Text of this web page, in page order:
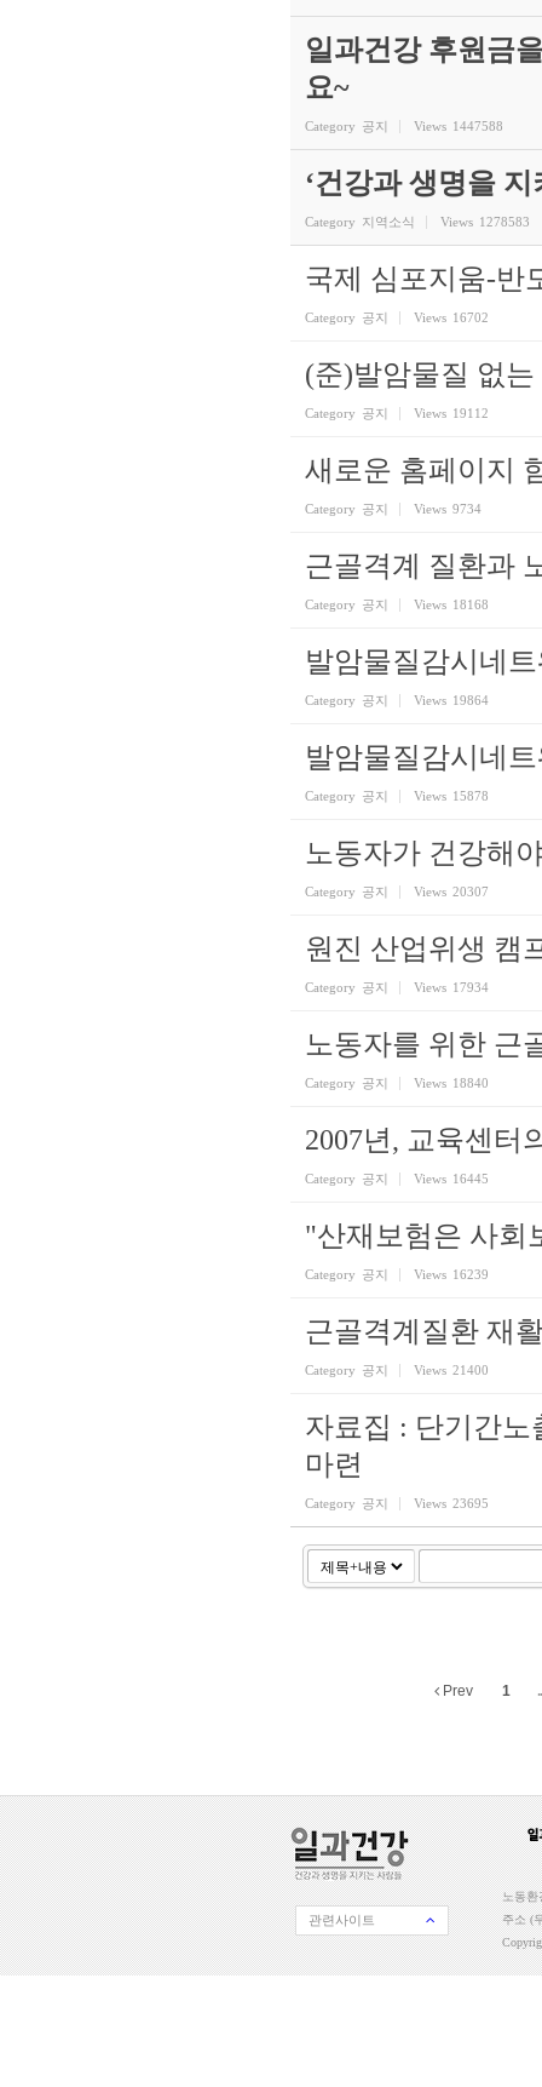
일과건강 후원금
요~
Category 공지 Views 1447588
‘건강과 생명을
Category 지역소식 Views 1278583
국제 심포지움-반
Category 공지 Views 16702
(준)발암물질 없
Category 공지 Views 19112
새로운 홈페이지
Category 공지 Views 9734
근골격계 질환과
Category 공지 Views 18168
발암물질감시네
Category 공지 Views 19864
발암물질감시네
Category 공지 Views 15878
노동자가 건강해
Category 공지 Views 20307
원진 산업위생 캠
Category 공지 Views 17934
노동자를 위한 근
Category 공지 Views 18840
2007년, 교육센터
Category 공지 Views 16445
"산재보험은 사회
Category 공지 Views 16239
근골격계질환 재
Category 공지 Views 21400
자료집 : 단기간
마련
Category 공지 Views 23695
Prev 1
관련사이트
노동환
주소 (